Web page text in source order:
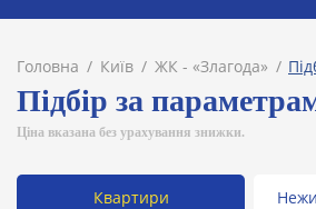
Головна Київ ЖК - «Злагода»
Підбір за
Ціна вказана без урахування знижки.
Квартири